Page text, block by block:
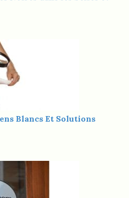
Blancs Et Solutions